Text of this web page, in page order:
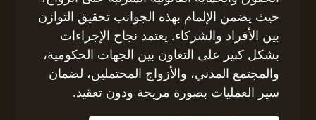
حيث يضمن الإلمام بهذه الجوانب تحقيق التوازن
بين الأفراد والشركاء. يعتمد نجاح الإجراءات
بشكل كبير على التعاون بين الجهات الحكومية،
والمجتمع المدني، والأزواج المحتملين، لضمان
سير العمليات بصورة مريحة ودون تعقيد.